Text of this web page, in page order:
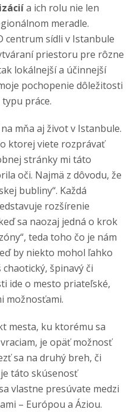
a ich rolu nie len
meradle.
centrum sídli v Istanbule
priestoru pre rôzne
lokálnejší a účinnejší
pochopenie dôležitosti
práce.
mňa aj život v Istanbule.
ktorej viete rozprávať
stránky mi táto
oči. Najmä z dôvodu, že
bubliny“. Každá
rozšírenie
sa naozaj jedná o krok
teda toho čo je nám
by niekto mohol ľahko
špinavý či
ide o mesto priateľské,
možnosťami.
mesta, ku ktorému sa
je opäť možnosť
sa na druhý breh, či
táto skúsenosť
vlastne presúvate medzi
– Európou a Áziou.